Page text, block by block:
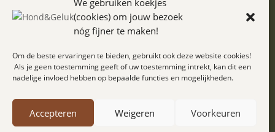
We gebruiken koekjes
(cookies) om jouw bezoek
nóg fijner te maken!
Om de beste ervaringen te bieden, gebruikt ook deze website cookies!
Als je geen toestemming geeft of uw toestemming intrekt, kan dit een
nadelige invloed hebben op bepaalde functies en mogelijkheden.
Accepteren Weigeren Voorkeuren
Ook interessant!
Algemene voorwaarden
Privacy verklaring